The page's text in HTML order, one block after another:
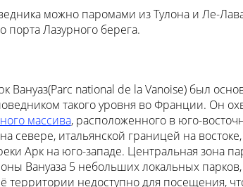
можно паромами из Тулона и Ле-
порта Лазурного берега.
Вануаз(Parc national de la Vanoise) был
такого уровня во Франции. Он
массива, расположенного в юго-
севере, итальянской границей на
Арк на юго-западе. Центральная зона
Вануаза 5 небольших локальных парков,
территории недоступно для посещения,